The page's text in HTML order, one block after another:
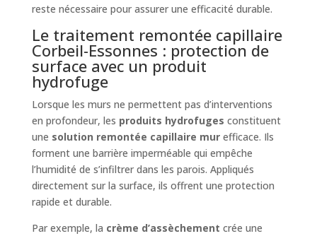
reste nécessaire pour assurer une efficacité durable.
Le traitement remontée capillaire
Corbeil-Essonnes : protection de
surface avec un produit
hydrofuge
Lorsque les murs ne permettent pas d’interventions
en profondeur, les produits hydrofuges constituent
une solution remontée capillaire murefficace. Ils
forment une barrière imperméable qui empêche
l’humidité de s’infiltrer dans les parois. Appliqués
directement sur la surface, ils offrent une protection
rapide et durable.
Par exemple, la crème d’assèchement crée une